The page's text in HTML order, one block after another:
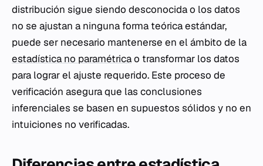
distribución sigue siendo desconocida o los datos
no se ajustan a ninguna forma teórica estándar,
puede ser necesario mantenerse en el ámbito de la
estadística no paramétricao transformar los datos
para lograr el ajuste requerido. Este proceso de
verificación asegura que las conclusiones
inferenciales se basen en supuestos sólidos y no en
intuiciones no verificadas.